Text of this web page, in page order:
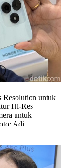
Resolution untuk
Hi-Res
untuk
Adi